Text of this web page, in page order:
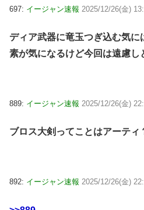
697: イージャン速報 2025/12/26(金)
ディア武器に竜玉つぎ込む気
素が気になるけど今回は遠慮し
889: イージャン速報 2025/12/26(金)
ブロス大剣ってことはアーティ
892: イージャン速報 2025/12/26(金)